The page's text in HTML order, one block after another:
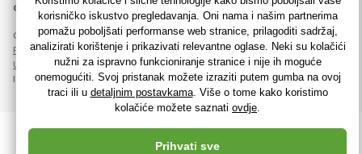
© 2018 - 2026 Rajzaigracke.hr, Sva prava pridržana
Ova stranica je zaštićena reCAPTCHA-om i primjenjuju se
Pravila o zaštiti osobnih podatakatvrtke Google i njihova
Ugovorni uvjeti .
Izrada učinkovitih internetskih trgovina odRIESENIA